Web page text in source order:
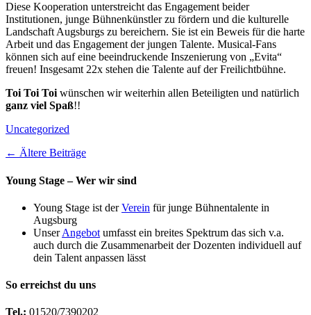
Diese Kooperation unterstreicht das Engagement beider
Institutionen, junge Bühnenkünstler zu fördern und die kulturelle
Landschaft Augsburgs zu bereichern. Sie ist ein Beweis für die harte
Arbeit und das Engagement der jungen Talente. Musical-Fans
können sich auf eine beeindruckende Inszenierung von „Evita“
freuen! Insgesamt 22x stehen die Talente auf der Freilichtbühne.
Toi Toi Toi wünschen wir weiterhin allen Beteiligten und natürlich
ganz viel Spaß!!
Kategorien
Uncategorized
Beitragsnavigation
← Ältere Beiträge
Young Stage – Wer wir sind
Young Stage ist derVerein für junge Bühnentalente in
Augsburg
UnserAngebot umfasst ein breites Spektrum das sich v.a.
auch durch die Zusammenarbeit der Dozenten individuell auf
dein Talent anpassen lässt
So erreichst du uns
Tel.: 01520/7390202